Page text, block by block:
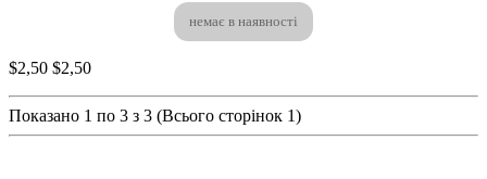
немає в наявності
$2,50 $2,50
Показано 1 по 3 з 3 (Всього сторінок 1)